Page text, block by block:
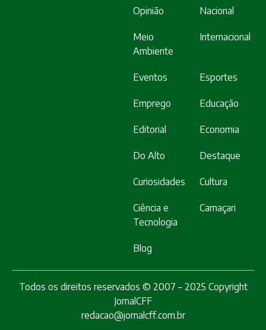
Opinião Nacional
Meio
Ambiente
Internacional
Eventos Esportes
Emprego Educação
Editorial Economia
Do Alto Destaque
Curiosidades Cultura
Ciência e
Tecnologia
Camaçari
Blog
Todos os direitos reservados © 2007 – 2025 Copyright
JornalCFF
redacao@jornalcff.com.br